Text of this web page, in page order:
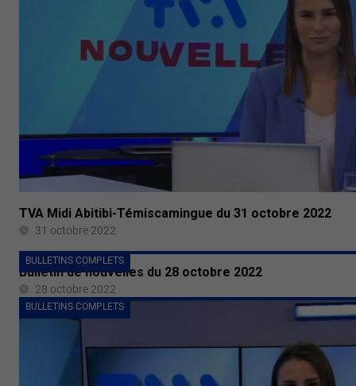
TVA Midi Abitibi-Témiscamingue du 31 octobre 2022
31 octobre 2022
BULLETINS COMPLETS
Bulletin de nouvelles du 28 octobre 2022
28 octobre 2022
BULLETINS COMPLETS